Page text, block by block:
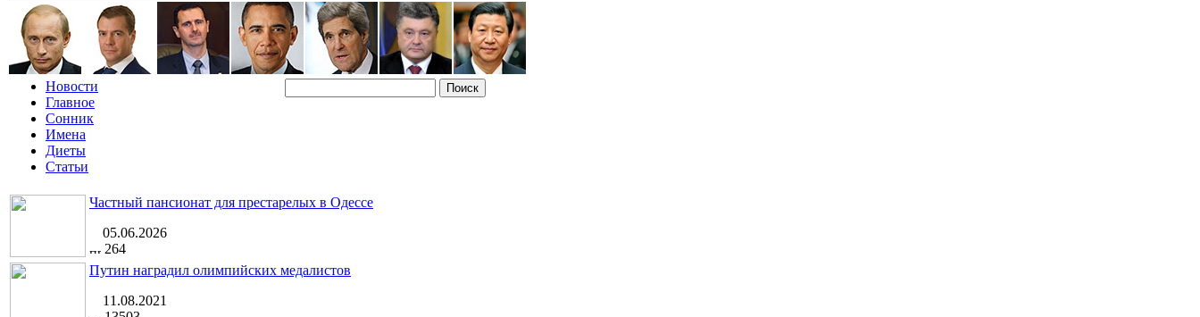
Новости
Главное
Сонник
Имена
Диеты
Статьи
Частный пансионат для престарелых в Одессе
05.06.2026
264
Путин наградил олимпийских медалистов
11.08.2021